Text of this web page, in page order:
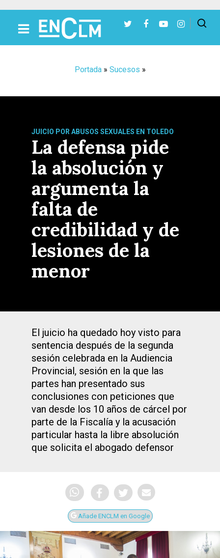
Portada» Sucesos »
JUICIO POR ABUSOS SEXUALES EN TOLEDO
La defensa pide
la absolución y
argumenta la
falta de
credibilidad y de
lesiones de la
menor
El juicio ha quedado hoy visto para
sentencia después de la segunda
sesión celebrada en la Audiencia
Provincial, sesión en la que las
partes han presentado sus
conclusiones con peticiones que
van desde los 10 años de cárcel por
parte de la Fiscalía y la acusación
particular hasta la libre absolución
que solicita el abogado defensor
Añade ENCLM en Google